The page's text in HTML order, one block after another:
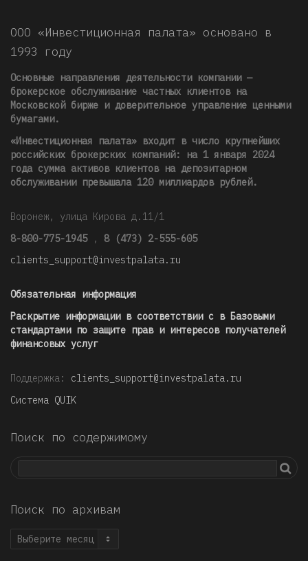
ООО «Инвестиционная палата» основано в
1993 году
Основные направления деятельности компании —
брокерское обслуживание частных клиентов на
Московской бирже и доверительное управление ценными
бумагами.
«Инвестиционная палата» входит в число крупнейших
российских брокерских компаний: на 1 января 2024
года сумма активов клиентов на депозитарном
обслуживании превышала 120 миллиардов рублей.
Воронеж, улица Кирова д.11/1
8-800-775-1945 , 8 (473) 2-555-605
clients_support@investpalata.ru
Обязательная информация
Раскрытие информации в соответствии с в Базовыми
стандартами по защите прав и интересов получателей
финансовых услуг
Поддержка: clients_support@investpalata.ru
Система QUIK
Поиск по содержимому
Поиск по архивам
Поиск